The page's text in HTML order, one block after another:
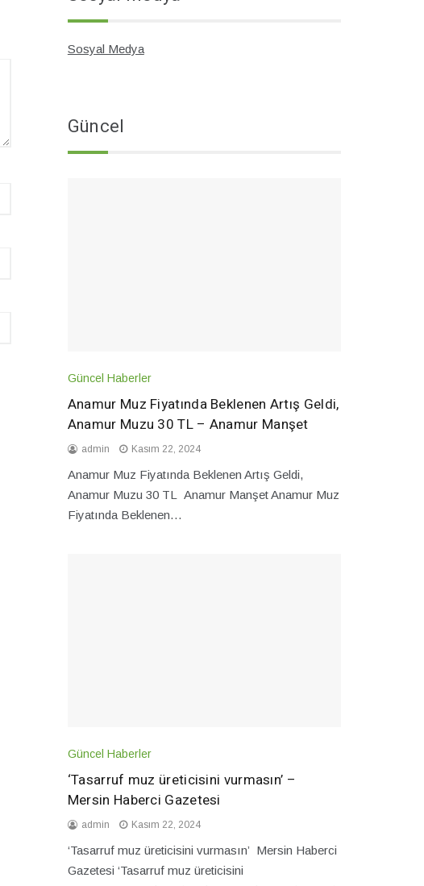
Sosyal Medya
Güncel
Güncel Haberler
Anamur Muz Fiyatında Beklenen Artış Geldi,
Anamur Muzu 30 TL – Anamur Manşet
admin Kasım 22, 2024
Anamur Muz Fiyatında Beklenen Artış Geldi,
Anamur Muzu 30 TL Anamur Manşet Anamur Muz
Fiyatında Beklenen…
Güncel Haberler
‘Tasarruf muz üreticisini vurmasın’ –
Mersin Haberci Gazetesi
admin Kasım 22, 2024
‘Tasarruf muz üreticisini vurmasın’ Mersin Haberci
Gazetesi ‘Tasarruf muz üreticisini